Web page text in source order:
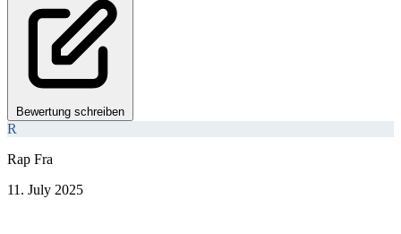
Bewertung schreiben
R
Rap Fra
11. July 2025